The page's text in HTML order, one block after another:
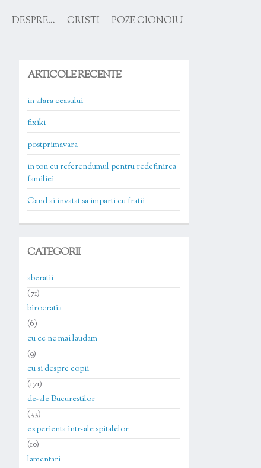
DESPRE… CRISTI POZE CIONOIU
ARTICOLE RECENTE
in afara ceasului
fixiki
postprimavara
in ton cu referendumul pentru redefinirea
familiei
Cand ai invatat sa imparti cu fratii
CATEGORII
aberatii
(71)
birocratia
(6)
cu ce ne mai laudam
(9)
cu si despre copii
(171)
de-ale Bucurestilor
(33)
experienta intr-ale spitalelor
(10)
lamentari